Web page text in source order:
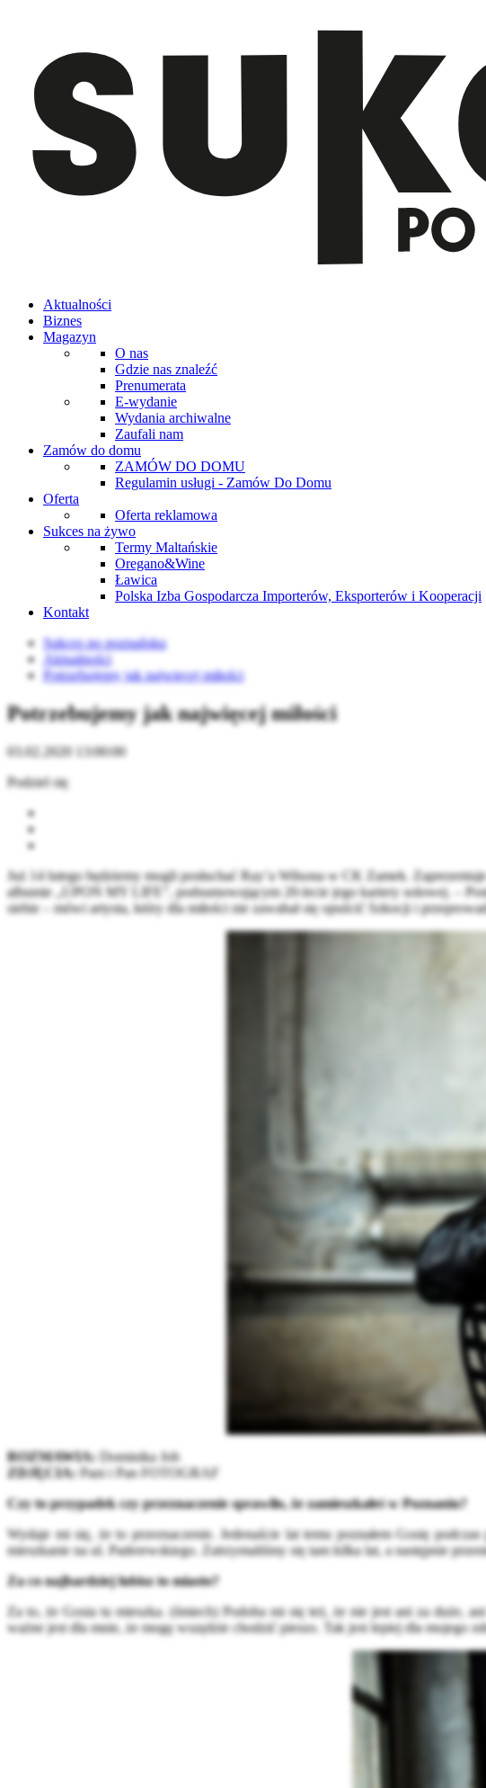
Aktualności
Biznes
Magazyn
O nas
Gdzie nas znaleźć
Prenumerata
E-wydanie
Wydania archiwalne
Zaufali nam
Zamów do domu
ZAMÓW DO DOMU
Regulamin usługi - Zamów Do Domu
Oferta
Oferta reklamowa
Sukces na żywo
Termy Maltańskie
Oregano&Wine
Ławica
Polska Izba Gospodarcza Importerów, Eksporterów i Kooperacji
Kontakt
Sukces po poznańsku
Aktualności
Potrzebujemy jak najwięcej miłości
Potrzebujemy jak najwięcej miłości
03.02.2020 13:00:00
Podziel się
Już 14 lutego będziemy mogli posłuchać Ray’a Wilsona w CK Zamek.
albumie „UPON MY LIFE”, podsumowującym 20-lecie jego kariery solowej. –
siebie – mówi artysta, który dla miłości nie zawahał się opuścić Szkocji i
ROZMAWIA: Dominika Job
ZDJĘCIA: Pani i Pan FOTOGRAF
Czy to przypadek czy przeznaczenie sprawiło, że zamieszkałeś w Poznaniu?
Wydaje mi się, że to przeznaczenie. Jedenaście lat temu poznałem Gosię
mieszkanie na ul. Paderewskiego. Zatrzymaliśmy się tam kilka lat, a następnie
Za co najbardziej lubisz to miasto?
Za to, że Gosia tu mieszka. (śmiech) Podoba mi się też, że nie jest ani za duże,
ważne jest dla mnie, że mogę wszędzie chodzić pieszo. Tak jest lepiej dla mojego